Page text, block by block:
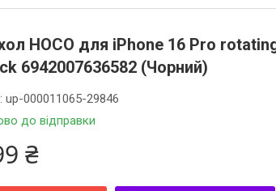
HOCO для iPhone 16 Pro
6942007636582 (Чорний)
до відправки
up-000011065-29846
₴